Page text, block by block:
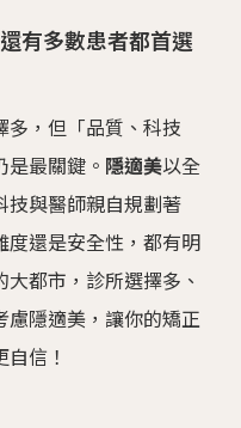
有多數患者都首選
多，但「品質、科技
最關鍵。 隱適美以全
技與醫師親自規劃著
度還是安全性，都有明
都市，診所選擇多、
慮隱適美，讓你的矯正
信！